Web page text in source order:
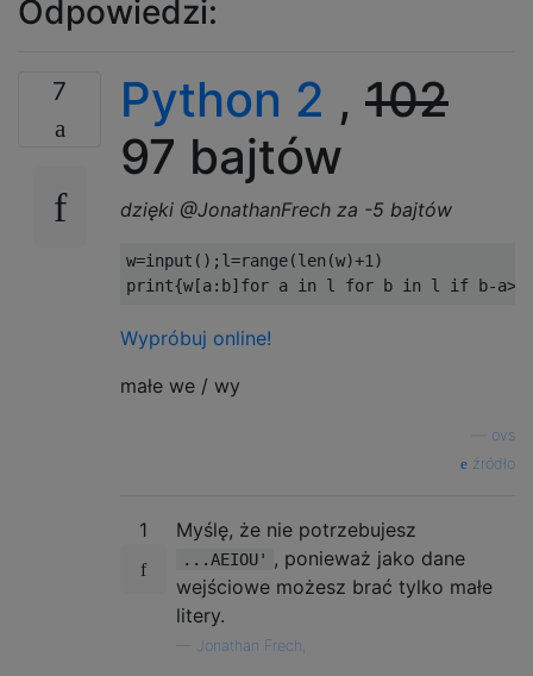
Odpowiedzi:
7 Python 2 , 102
97 bajtów
dzięki @JonathanFrech za -5 bajtów
w=input (); l=range(len (w)+1 )
print{w[a: b] for a in l for b in l if b-a>
Wypróbuj online!
małe we / wy
ovs
źródło
1 Myślę, że nie potrzebujesz
...AEIOU' , ponieważ jako dane
wejściowe możesz brać tylko małe
litery.
Jonathan Frech,